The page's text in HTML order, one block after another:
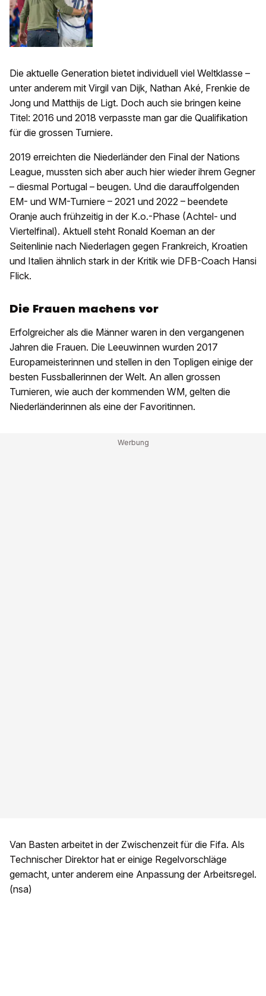
Die aktuelle Generation bietet individuell viel Weltklasse –
unter anderem mit Virgil van Dijk, Nathan Aké, Frenkie de
Jong und Matthijs de Ligt. Doch auch sie bringen keine
Titel: 2016 und 2018 verpasste man gar die Qualifikation
für die grossen Turniere.
2019 erreichten die Niederländer den Final der Nations
League, mussten sich aber auch hier wieder ihrem Gegner
– diesmal Portugal – beugen. Und die darauffolgenden
EM- und WM-Turniere – 2021 und 2022 – beendete
Oranje auch frühzeitig in der K.o.-Phase (Achtel- und
Viertelfinal). Aktuell steht Ronald Koeman an der
Seitenlinie nach Niederlagen gegen Frankreich, Kroatien
und Italien ähnlich stark in der Kritik wie DFB-Coach Hansi
Flick.
Die Frauen machens vor
Erfolgreicher als die Männer waren in den vergangenen
Jahren die Frauen. Die Leeuwinnen wurden 2017
Europameisterinnen und stellen in den Topligen einige der
besten Fussballerinnen der Welt. An allen grossen
Turnieren, wie auch der kommenden WM, gelten die
Niederländerinnen als eine der Favoritinnen.
Van Basten arbeitet in der Zwischenzeit für die Fifa. Als
Technischer Direktor hat er einige Regelvorschläge
gemacht, unter anderem eine Anpassung der Arbeitsregel.
(nsa)